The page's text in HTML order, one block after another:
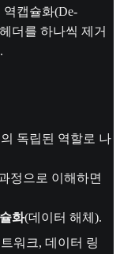
역캡슐화(De-
더를 하나씩 제거
독립된 역할로 나
정으로 이해하면
화(데이터 해체).
워크, 데이터 링